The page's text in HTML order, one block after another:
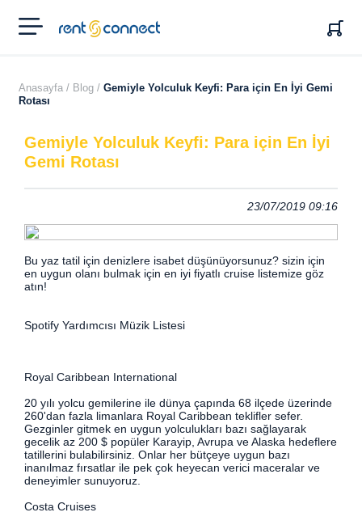
RENT'N
CONNECT
Anasayfa / Blog / Gemiyle Yolculuk Keyfi: Para için En İyi Gemi
Rotası
Gemiyle Yolculuk Keyfi: Para için En İyi
Gemi Rotası
23/07/2019 09:16
Bu yaz tatil için denizlere isabet düşünüyorsunuz? sizin için
en uygun olanı bulmak için en iyi fiyatlı cruise listemize göz
atın!
Spotify Yardımcısı Müzik Listesi
Royal Caribbean International
20 yılı yolcu gemilerine ile dünya çapında 68 ilçede üzerinde
260'dan fazla limanlara Royal Caribbean teklifler sefer.
Gezginler gitmek en uygun yolculukları bazı sağlayarak
gecelik az 200 $ popüler Karayip, Avrupa ve Alaska hedeflere
tatillerini bulabilirsiniz. Onlar her bütçeye uygun bazı
inanılmaz fırsatlar ile pek çok heyecan verici maceralar ve
deneyimler sunuyoruz.
Costa Cruises